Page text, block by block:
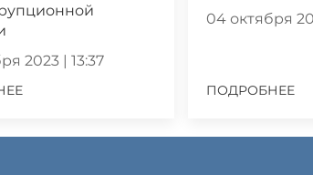
2023 | 13:37
04 октября
ПОДРОБНЕЕ